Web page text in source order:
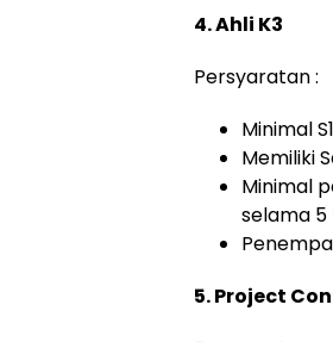
4. Ahli K3
Persyaratan :
Minimal
Memiliki
Minimal
selama
5. Project